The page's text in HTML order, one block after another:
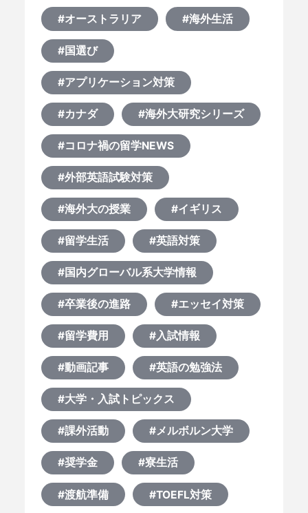
何から始める？
おすすめ特集
EVENTS
#オーストラリア #海外生活
#国選び
#アプリケーション対策
#カナダ #海外大研究シリーズ
#コロナ禍の留学NEWS
#外部英語試験対策
#海外大の授業 #イギリス
#留学生活 #英語対策
#国内グローバル系大学情報
#卒業後の進路 #エッセイ対策
#留学費用 #入試情報
#動画記事 #英語の勉強法
#大学・入試トピックス
#課外活動 #メルボルン大学
#奨学金 #寮生活
#渡航準備 #TOEFL対策